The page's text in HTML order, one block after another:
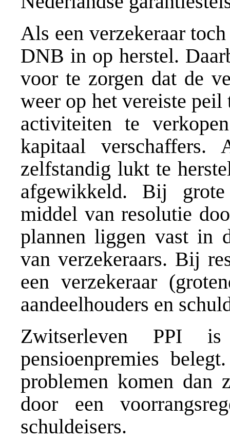
Als een verzekeraar
DNB in op herstel.
voor te zorgen dat de
weer op het vereiste
activiteiten te
kapitaal
zelfstandig lukt te
afgewikkeld. Bij
middel van resolutie
plannen liggen vast in
van verzekeraars. Bij
een verzekeraar
aandeelhouders en
Zwitserleven PPI
pensioenpremies
problemen komen dan
door een
schuldeisers.